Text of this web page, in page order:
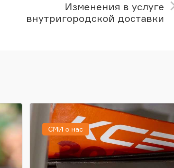
Изменения в услуге
внутригородской доставки
СМИ о нас